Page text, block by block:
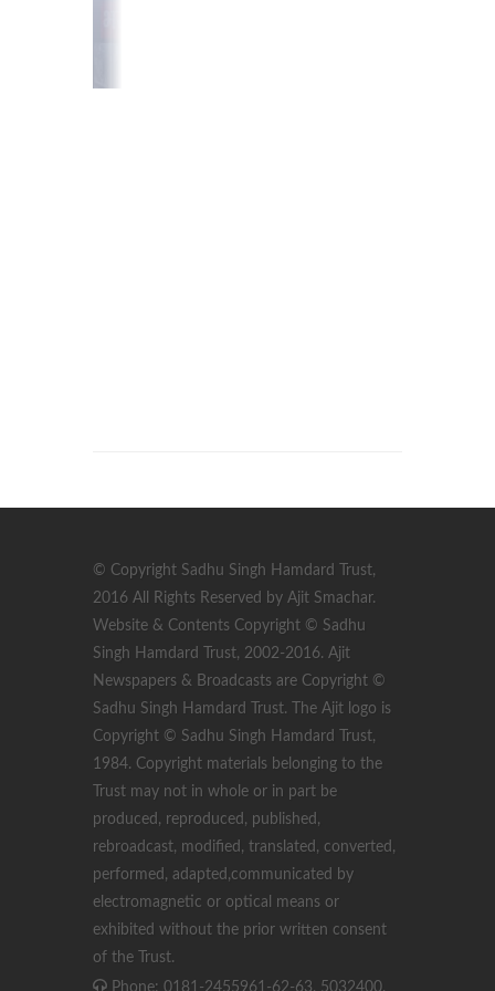
© Copyright Sadhu Singh Hamdard Trust,
2016 All Rights Reserved by Ajit Smachar.
Website & Contents Copyright © Sadhu
Singh Hamdard Trust, 2002-2016. Ajit
Newspapers & Broadcasts are Copyright ©
Sadhu Singh Hamdard Trust. The Ajit logo is
Copyright © Sadhu Singh Hamdard Trust,
1984. Copyright materials belonging to the
Trust may not in whole or in part be
produced, reproduced, published,
rebroadcast, modified, translated, converted,
performed, adapted,communicated by
electromagnetic or optical means or
exhibited without the prior written consent
of the Trust.
Phone: 0181-2455961-62-63, 5032400,